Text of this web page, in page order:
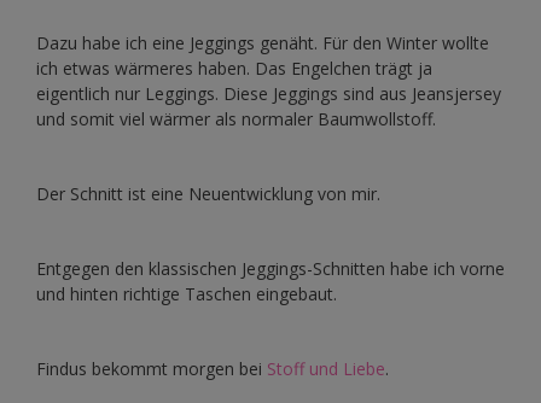
Dazu habe ich eine Jeggings genäht. Für den Winter wollte
ich etwas wärmeres haben. Das Engelchen trägt ja
eigentlich nur Leggings. Diese Jeggings sind aus Jeansjersey
und somit viel wärmer als normaler Baumwollstoff.
Der Schnitt ist eine Neuentwicklung von mir.
Entgegen den klassischen Jeggings-Schnitten habe ich vorne
und hinten richtige Taschen eingebaut.
Findus bekommt morgen bei Stoff und Liebe.